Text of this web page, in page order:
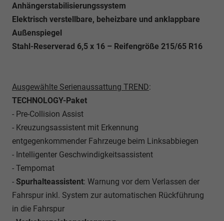
Anhängerstabilisierungssystem
Elektrisch verstellbare, beheizbare und anklappbare
Außenspiegel
Stahl-Reserverad 6,5 x 16 – Reifengröße 215/65 R16
Ausgewählte Serienaussattung TREND:
TECHNOLOGY-Paket
- Pre-Collision Assist
- Kreuzungsassistent mit Erkennung
entgegenkommender Fahrzeuge beim Linksabbiegen
- Intelligenter Geschwindigkeitsassistent
- Tempomat
- Spurhalteassistent: Warnung vor dem Verlassen der
Fahrspur inkl. System zur automatischen Rückführung
in die Fahrspur